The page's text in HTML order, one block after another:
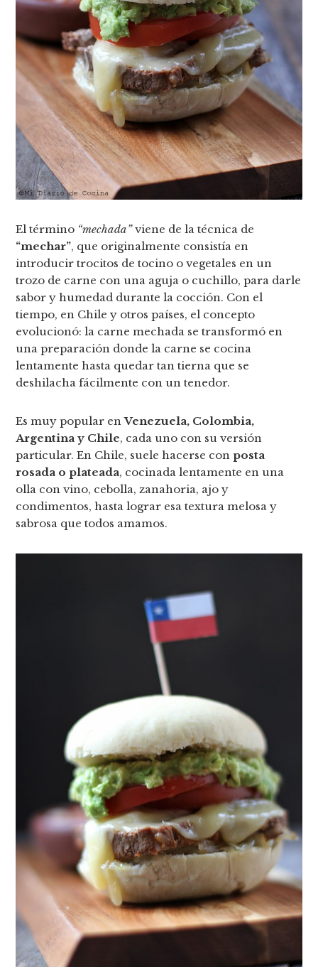
El término “mechada”viene de la técnica de
“mechar”, que originalmente consistía en
introducir trocitos de tocino o vegetales en un
trozo de carne con una aguja o cuchillo, para darle
sabor y humedad durante la cocción. Con el
tiempo, en Chile y otros países, el concepto
evolucionó: la carne mechada se transformó en
una preparación donde la carne se cocina
lentamente hasta quedar tan tierna que se
deshilacha fácilmente con un tenedor.
Es muy popular enVenezuela, Colombia,
Argentina y Chile, cada uno con su versión
particular. En Chile, suele hacerse conposta
rosada o plateada, cocinada lentamente en una
olla con vino, cebolla, zanahoria, ajo y
condimentos, hasta lograr esa textura melosa y
sabrosa que todos amamos.